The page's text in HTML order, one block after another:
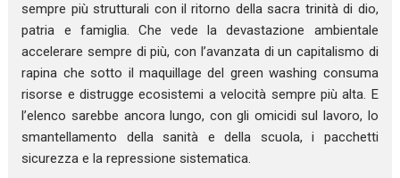
sempre più strutturali con il ritorno della sacra trinità di dio,
patria e famiglia. Che vede la devastazione ambientale
accelerare sempre di più, con l’avanzata di un capitalismo di
rapina che sotto il maquillage del green washing consuma
risorse e distrugge ecosistemi a velocità sempre più alta. E
l’elenco sarebbe ancora lungo, con gli omicidi sul lavoro, lo
smantellamento della sanità e della scuola, i pacchetti
sicurezza e la repressione sistematica.